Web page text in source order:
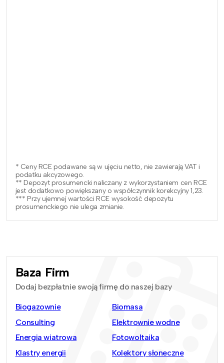
* Ceny RCE podawane są w ujęciu netto, nie zawierają VAT i
podatku akcyzowego.
** Depozyt prosumencki naliczany z wykorzystaniem cen RCE
jest dodatkowo powiększany o współczynnik korekcyjny 1,23.
*** Przy ujemnej wartości RCE wysokość depozytu
prosumenckiego nie ulega zmianie.
Baza Firm
Dodaj bezpłatnie swoją firmę do naszej bazy
Biogazownie
Biomasa
Consulting
Elektrownie wodne
Energia wiatrowa
Fotowoltaika
Klastry energii
Kolektory słoneczne